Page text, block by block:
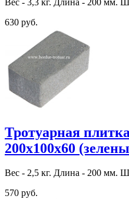
Вес - 3,3 кг. Длина - 200 мм.
630 руб.
Тротуарная
200х100х60
Вес - 2,5 кг. Длина - 200 мм.
570 руб.